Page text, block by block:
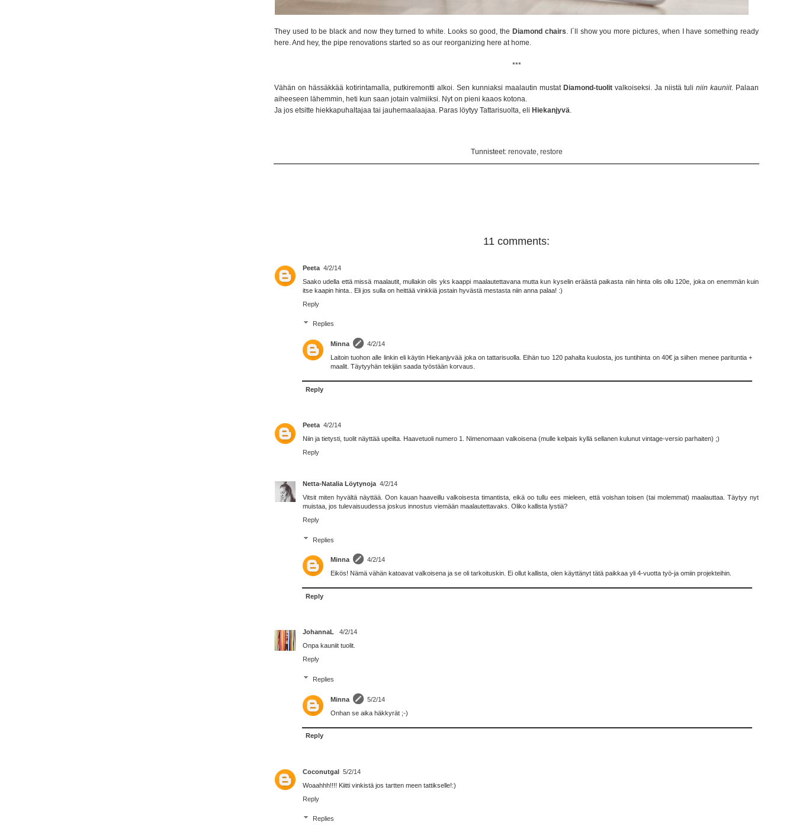
They used to be black and now they turned to white. Looks so good, the Diamond chairs. I´ll show you more pictures, when I have something ready
here. And hey, the pipe renovations started so as our reorganizing here at home.
***
Vähän on hässäkkää kotirintamalla, putkiremontti alkoi. Sen kunniaksi maalautin mustat Diamond-tuolit valkoiseksi. Ja niistä tuli niin kauniit. Palaan
aiheeseen lähemmin, heti kun saan jotain valmiiksi. Nyt on pieni kaaos kotona.
Ja jos etsitte hiekkapuhaltajaa tai jauhemaalaajaa. Paras löytyy Tattarisuolta, eli Hiekanjyvä.
Tunnisteet: renovate, restore
11 comments:
Peeta 4/2/14
Saako udella että missä maalautit, mullakin olis yks kaappi maalautettavana mutta kun kyselin eräästä paikasta niin hinta olis ollu 120e, joka on enemmän kuin
itse kaapin hinta.. Eli jos sulla on heittää vinkkiä jostain hyvästä mestasta niin anna palaa! :)
Reply
Replies
Minna
4/2/14
Laitoin tuohon alle linkin eli käytin Hiekanjyvää joka on tattarisuolla. Eihän tuo 120 pahalta kuulosta, jos tuntihinta on 40€ ja siihen menee parituntia +
maalit. Täytyyhän tekijän saada työstään korvaus.
Reply
Peeta 4/2/14
Niin ja tietysti, tuolit näyttää upeilta. Haavetuoli numero 1. Nimenomaan valkoisena (mulle kelpais kyllä sellanen kulunut vintage-versio parhaiten) ;)
Reply
Netta-Natalia Löytynoja 4/2/14
Vitsit miten hyvältä näyttää. Oon kauan haaveillu valkoisesta timantista, eikä oo tullu ees mieleen, että voishan toisen (tai molemmat) maalauttaa. Täytyy nyt
muistaa, jos tulevaisuudessa joskus innostus viemään maalautettavaks. Oliko kallista lystiä?
Reply
Replies
Minna
4/2/14
Eikös! Nämä vähän katoavat valkoisena ja se oli tarkoituskin. Ei ollut kallista, olen käyttänyt tätä paikkaa yli 4-vuotta työ-ja omiin projekteihin.
Reply
JohannaL
4/2/14
Onpa kauniit tuolit.
Reply
Replies
Minna
5/2/14
Onhan se aika häkkyrät ;-)
Reply
Coconutgal 5/2/14
Woaahhh!!!! Kiitti vinkistä jos tartten meen tattikselle!:)
Reply
Replies